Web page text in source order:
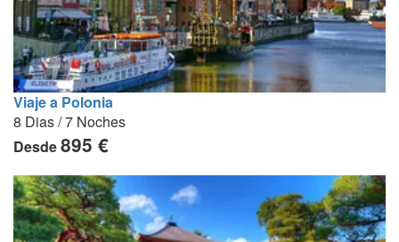
Viaje a Polonia
8 Dias / 7 Noches
Desde895 €